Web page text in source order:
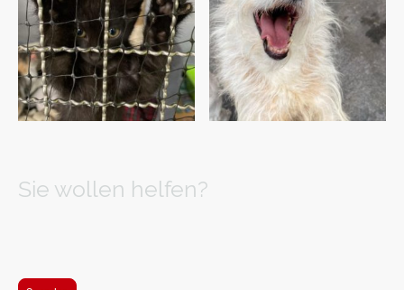
Sie wollen helfen?